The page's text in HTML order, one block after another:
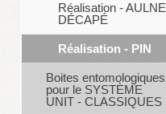
Réalisation - AULNE
DÉCAPÉ
Réalisation - PIN
Boites entomologiques
pour le SYSTÈME
UNIT - CLASSIQUES